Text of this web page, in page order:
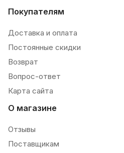
Покупателям
Доставка и оплата
Постоянные скидки
Возврат
Вопрос-ответ
Карта сайта
О магазине
Отзывы
Поставщикам